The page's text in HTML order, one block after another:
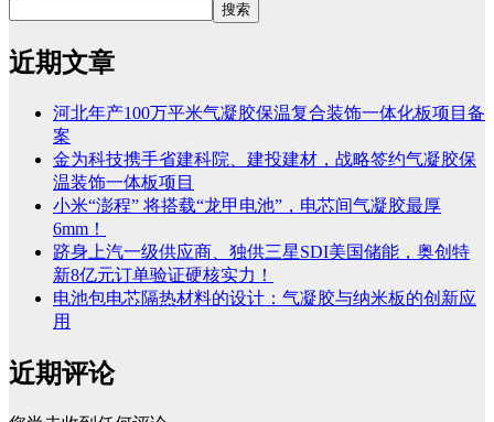
搜索
近期文章
河北年产100万平米气凝胶保温复合装饰一体化板项目备
案
金为科技携手省建科院、建投建材，战略签约气凝胶保
温装饰一体板项目
小米“澎程” 将搭载“龙甲电池”，电芯间气凝胶最厚
6mm！
跻身上汽一级供应商、独供三星SDI美国储能，奥创特
新8亿元订单验证硬核实力！
电池包电芯隔热材料的设计：气凝胶与纳米板的创新应
用
近期评论